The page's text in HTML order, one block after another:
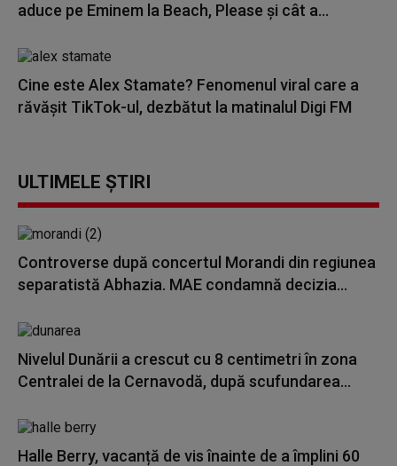
aduce pe Eminem la Beach, Please și cât a...
Cine este Alex Stamate? Fenomenul viral care a
răvășit TikTok-ul, dezbătut la matinalul Digi FM
ULTIMELE ȘTIRI
Controverse după concertul Morandi din regiunea
separatistă Abhazia. MAE condamnă decizia...
Nivelul Dunării a crescut cu 8 centimetri în zona
Centralei de la Cernavodă, după scufundarea...
Halle Berry, vacanță de vis înainte de a împlini 60